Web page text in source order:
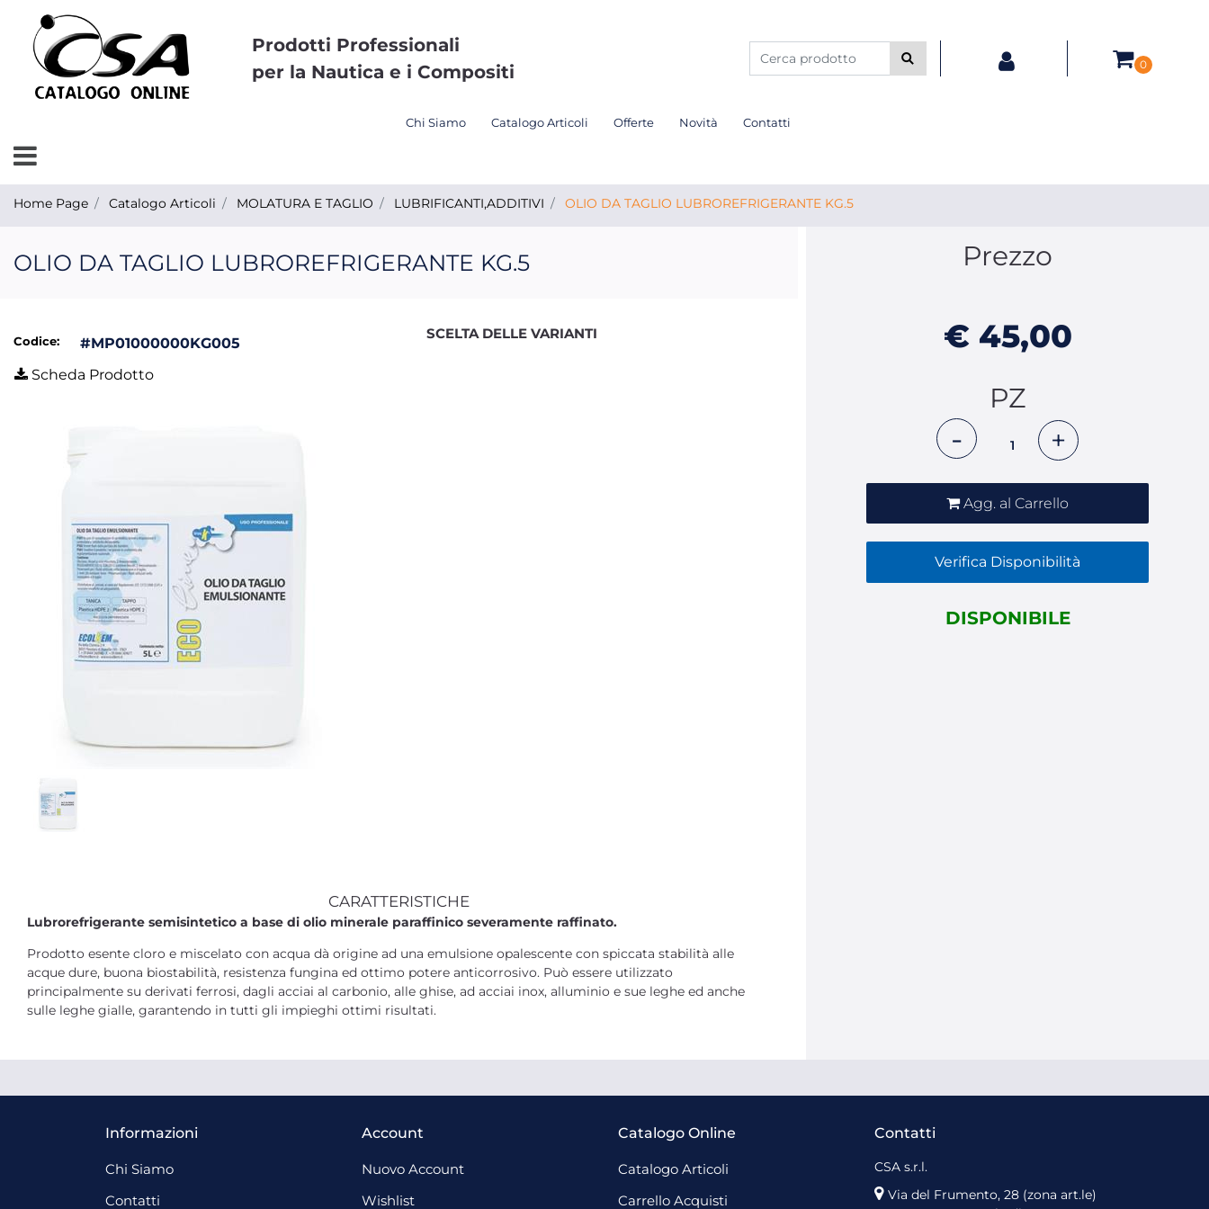
Prodotti Professionali
per la Nautica e i Compositi
0
Chi Siamo Catalogo Articoli Offerte Novità Contatti
Open menu
Home Page Catalogo Articoli MOLATURA E TAGLIO LUBRIFICANTI,ADDITIVI OLIO DA TAGLIO LUBROREFRIGERANTE KG.5
OLIO DA TAGLIO LUBROREFRIGERANTE KG.5
Codice:
#MP01000000KG005
Scheda Prodotto
SCELTA DELLE VARIANTI
CARATTERISTICHE
Lubrorefrigerante semisintetico a base di olio minerale paraffinico severamente raffinato.
Prodotto esente cloro e miscelato con acqua dà origine ad una emulsione opalescente con spiccata stabilità alle
acque dure, buona biostabilità, resistenza fungina ed ottimo potere anticorrosivo. Può essere utilizzato
principalmente su derivati ferrosi, dagli acciai al carbonio, alle ghise, ad acciai inox, alluminio e sue leghe ed anche
sulle leghe gialle, garantendo in tutti gli impieghi ottimi risultati.
Prezzo
€ 45,00
PZ
Quantità
Agg. al Carrello
Verifica Disponibilità
DISPONIBILE
Informazioni
Chi Siamo
Contatti
Account
Nuovo Account
Wishlist
Catalogo Online
Catalogo Articoli
Carrello Acquisti
Contatti
CSA s.r.l.
Via del Frumento, 28 (zona art.le)